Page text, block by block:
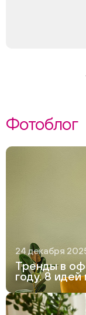
Фотоблог
24 декабря
Тренды в
году. 8